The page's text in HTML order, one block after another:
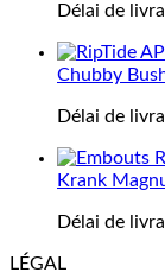
Délai de
Chubby
Délai de
Krank
Délai de
LÉGAL